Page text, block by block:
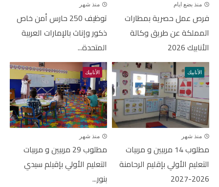
منذ بضع ايام
فرص عمل حصرية بمطارات
المملكة عن طريق وكالة
الأنابيك 2026
منذ شهر
توظيف 250 حارس أمن خاص
ذكور وإناث بالإمارات العربية
المتحدة...
الأنابيك
منذ شهر
مطلوب 14 مربيين و مربيات
التعليم الأولي بإقليم الرحامنة
2026-2027
الأنابيك
منذ شهر
مطلوب 29 مربيين و مربيات
التعليم الأولي بإقيلم سيدي
بنور...